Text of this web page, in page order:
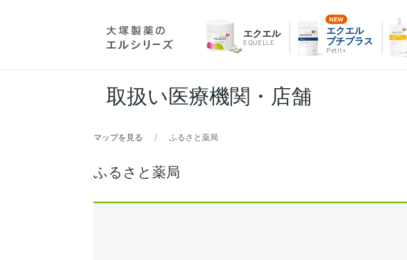
エクエル
EQUELLE
エクエル
プチプラス
Petit+
取扱い医療機関・店舗
マップを見る ふるさと薬局
ふるさと薬局